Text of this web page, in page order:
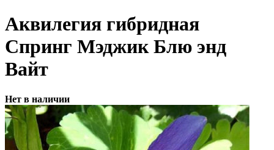
Аквилегия гибридная
Спринг Мэджик Блю энд
Вайт
Нет в наличии